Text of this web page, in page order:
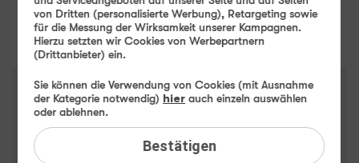
Weiter
Google Pixel 10 Highlights
von Dritten (personalisierte Werbung), Retargeting sowie
für die Messung der Wirksamkeit unserer Kampagnen.
Hierzu setzten wir Cookies von Werbepartnern
(Drittanbieter) ein.
Sie können die Verwendung von Cookies (mit Ausnahme
der Kategorie notwendig) hier auch einzeln auswählen
oder ablehnen.
Bestätigen